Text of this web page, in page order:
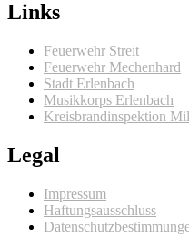
Links
Feuerwehr Streit
Feuerwehr Mechenhard
Stadt Erlenbach
Musikkorps Erlenbach
Kreisbrandinspektion
Legal
Impressum
Haftungsausschluss